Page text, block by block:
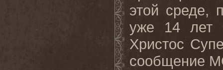
этой среде,
уже 14 лет
Христос
сообщение